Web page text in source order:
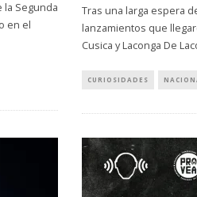
la Segunda
en el
Tras una larga espera
lanzamientos que
Cusica y Laconga De
CURIOSIDADES